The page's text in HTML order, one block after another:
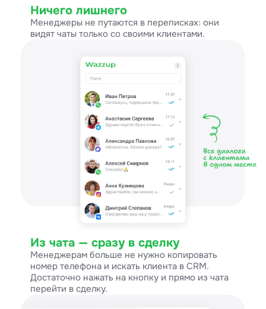
Ничего лишнего
Менеджеры не путаются в переписках: они
видят чаты только со своими клиентами.
Из чата — сразу в сделку
Менеджерам больше не нужно копировать
номер телефона и искать клиента в CRM.
Достаточно нажать на кнопку и прямо из чата
перейти в сделку.